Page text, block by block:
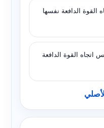
القوة الدافعة نفسها
القوة الدافعة